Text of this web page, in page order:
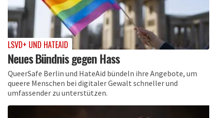
LSVD+ UND HATEAID
Neues Bündnis gegen Hass
QueerSafe Berlin und HateAid bündeln ihre Angebote, um
queere Menschen bei digitaler Gewalt schneller und
umfassender zu unterstützen.